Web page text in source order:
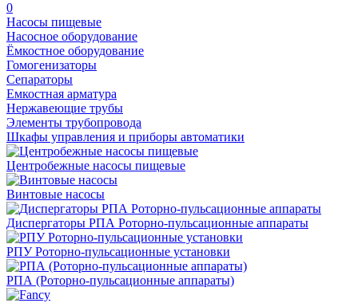
0
Насосы пищевые
Насосное оборудование
Ёмкостное оборудование
Гомогенизаторы
Сепараторы
Емкостная арматура
Нержавеющие трубы
Элементы трубопровода
Шкафы управления и приборы автоматики
Центробежные насосы пищевые
Винтовые насосы
Диспергаторы РПА Роторно-пульсационные аппараты
РПУ Роторно-пульсационные установки
РПА (Роторно-пульсационные аппараты)